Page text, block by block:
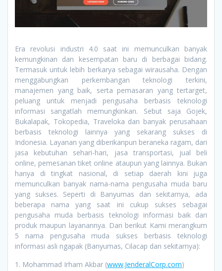
Era revolusi industri 4.0 saat ini memunculkan banyak
kemungkinan dan kesempatan baru di berbagai bidang.
Termasuk untuk lebih berkarya sebagai wirausaha. Dengan
menggabungkan perkembangan teknologi terkini,
manajemen yang baik, serta pemasaran yang tertarget,
peluang untuk menjadi pengusaha berbasis teknologi
informasi sangatlah memungkinkan. Sebut saja Gojek,
Bukalapak, Tokopedia, Traveloka dan banyak perusahaan
berbasis teknologi lainnya yang sekarang sukses di
Indonesia. Layanan yang diberikanpun beraneka ragam, dari
jasa kebutuhan sehari-hari, jasa transportasi, jual beli
online, pemesanan tiket online ataupun yang lainnya. Bukan
hanya di tingkat nasional, di setiap daerah kini juga
memunculkan banyak nama-nama pengusaha muda baru
yang sukses. Seperti di Banyumas dan sekitarnya, ada
beberapa nama yang saat ini cukup sukses sebagai
pengusaha muda berbasis teknologi informasi baik dari
produk maupun layanannya. Dan berikut Kami merangkum
5 nama pengusaha muda sukses berbasis teknologi
informasi asli ngapak (Banyumas, Cilacap dan sekitarnya):
1. Mohammad Irham Akbar (www.JenderalCorp.com)